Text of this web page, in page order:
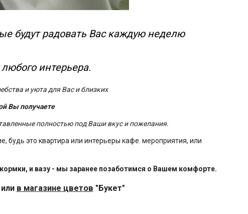
будут радовать Вас каждую неделю
интерьера.
и уюта для Вас и близких
Вы получаете
полностью под Ваши вкус и пожелания.
будь это квартира или интерьеры кафе. мероприятия, или
и вазу - мы заранее позаботимся о Вашем комфорте.
в магазине цветов "Букет"